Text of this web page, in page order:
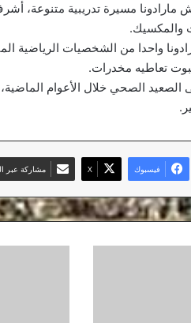
اللعب عام 1997، عاش مارادونا مسيرة
والمكسيك.
واحدا من الشخصيات الرياضية
الصحي خلال الأعوام الماضية،
فيسبوك ‫X مشاركة عبر